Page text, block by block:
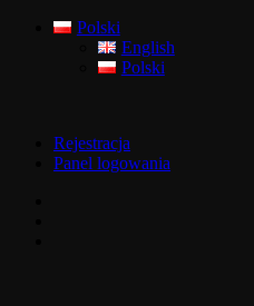
Polski
English
Polski
Rejestracja
Panel logowania